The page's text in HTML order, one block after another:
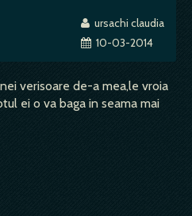
ursachi claudia
10-03-2014
verisoare de-a mea,le vroia
ei o va baga in seama mai